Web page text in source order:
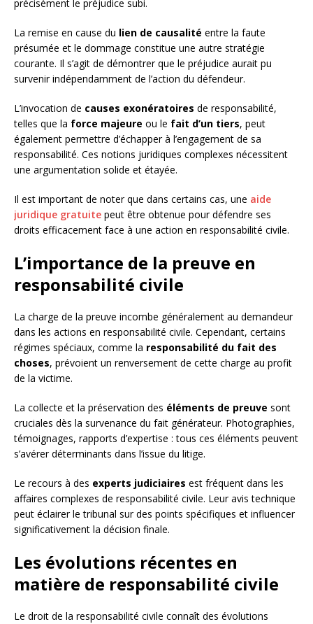
précisément le préjudice subi.
La remise en cause du lien de causalité entre la faute
présumée et le dommage constitue une autre stratégie
courante. Il s’agit de démontrer que le préjudice aurait pu
survenir indépendamment de l’action du défendeur.
L’invocation de causes exonératoires de responsabilité,
telles que la force majeure ou le fait d’un tiers, peut
également permettre d’échapper à l’engagement de sa
responsabilité. Ces notions juridiques complexes nécessitent
une argumentation solide et étayée.
Il est important de noter que dans certains cas, une aide
juridique gratuite peut être obtenue pour défendre ses
droits efficacement face à une action en responsabilité civile.
L’importance de la preuve en
responsabilité civile
La charge de la preuve incombe généralement au demandeur
dans les actions en responsabilité civile. Cependant, certains
régimes spéciaux, comme la responsabilité du fait des
choses, prévoient un renversement de cette charge au profit
de la victime.
La collecte et la préservation des éléments de preuve sont
cruciales dès la survenance du fait générateur. Photographies,
témoignages, rapports d’expertise : tous ces éléments peuvent
s’avérer déterminants dans l’issue du litige.
Le recours à des experts judiciaires est fréquent dans les
affaires complexes de responsabilité civile. Leur avis technique
peut éclairer le tribunal sur des points spécifiques et influencer
significativement la décision finale.
Les évolutions récentes en
matière de responsabilité civile
Le droit de la responsabilité civile connaît des évolutions